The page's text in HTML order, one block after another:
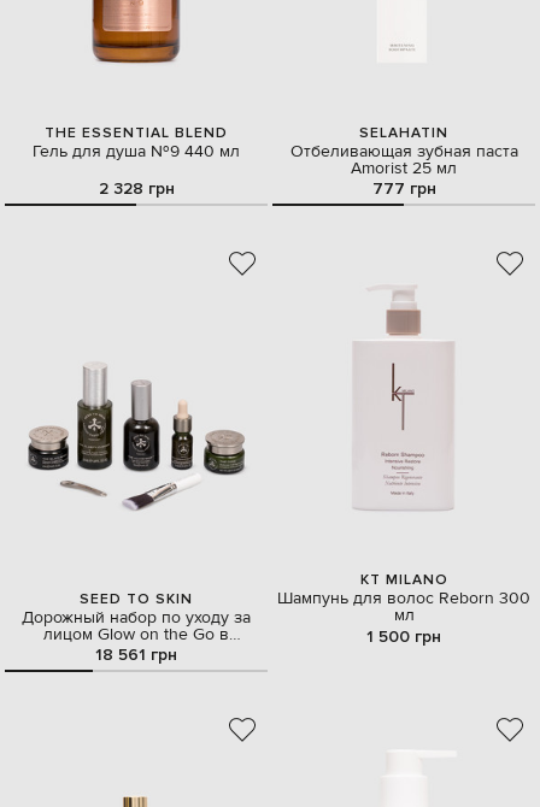
THE ESSENTIAL BLEND
Гель для душа №9 440 мл
2 328 грн
SELAHATIN
Отбеливающая зубная паста
Amorist 25 мл
777 грн
SEED TO SKIN
Дорожный набор по уходу за
лицом Glow on the Go в
косметичке
18 561 грн
KT MILANO
Шампунь для волос Reborn 300
мл
1 500 грн